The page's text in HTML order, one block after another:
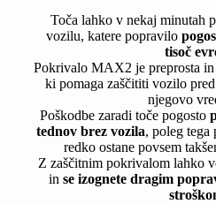
Toča lahko v nekaj minutah
vozilu, katere popravilo
tisoč
Pokrivalo MAX2 je preprosta in
ki pomaga zaščititi vozilo
njegovo
Poškodbe zaradi toče pogosto
tednov brez vozila, poleg tega
redko ostane povsem
Z zaščitnim pokrivalom lahko
inse izognete dragim